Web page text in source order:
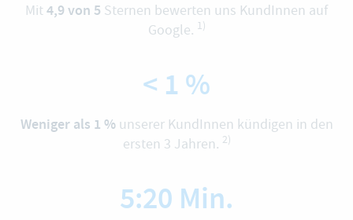
Mit4,9 von 5 Sternen bewerten uns KundInnen auf
Google. 1)
< 1 %
Weniger als 1 %unserer KundInnen kündigen in den
ersten 3 Jahren. 2)
5:20 Min.